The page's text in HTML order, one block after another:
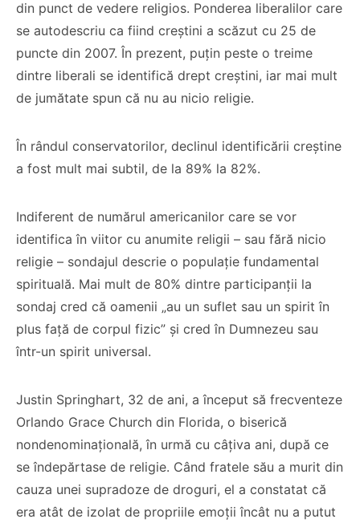
din punct de vedere religios. Ponderea liberalilor care
se autodescriu ca fiind creștini a scăzut cu 25 de
puncte din 2007. În prezent, puțin peste o treime
dintre liberali se identifică drept creștini, iar mai mult
de jumătate spun că nu au nicio religie.
În rândul conservatorilor, declinul identificării creștine
a fost mult mai subtil, de la 89% la 82%.
Indiferent de numărul americanilor care se vor
identifica în viitor cu anumite religii – sau fără nicio
religie – sondajul descrie o populație fundamental
spirituală. Mai mult de 80% dintre participanții la
sondaj cred că oamenii „au un suflet sau un spirit în
plus față de corpul fizic” și cred în Dumnezeu sau
într-un spirit universal.
Justin Springhart, 32 de ani, a început să frecventeze
Orlando Grace Church din Florida, o biserică
nondenominațională, în urmă cu câțiva ani, după ce
se îndepărtase de religie. Când fratele său a murit din
cauza unei supradoze de droguri, el a constatat că
era atât de izolat de propriile emoții încât nu a putut